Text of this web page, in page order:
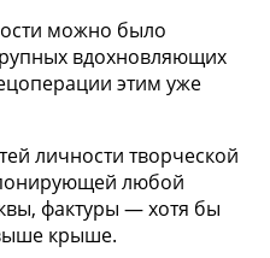
можно было
вдохновляющих
этим уже
личности творческой
любой
фактуры — хотя бы
крыше.